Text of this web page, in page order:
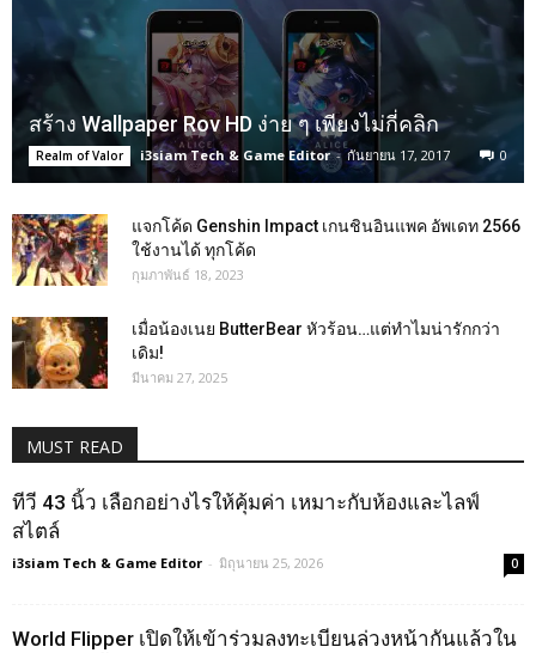
สร้าง Wallpaper Rov HD ง่าย ๆ เพียงไม่กี่คลิก
Realm of Valor i3siam Tech & Game Editor - กันยายน 17, 2017 0
แจกโค้ด Genshin Impact เกนชินอินแพค อัพเดท 2566
ใช้งานได้ ทุกโค้ด
กุมภาพันธ์ 18, 2023
เมื่อน้องเนย ButterBear หัวร้อน…แต่ทำไมน่ารักกว่า
เดิม!
มีนาคม 27, 2025
MUST READ
ทีวี 43 นิ้ว เลือกอย่างไรให้คุ้มค่า เหมาะกับห้องและไลฟ์
สไตล์
i3siam Tech & Game Editor - มิถุนายน 25, 2026 0
World Flipper เปิดให้เข้าร่วมลงทะเบียนล่วงหน้ากันแล้วใน